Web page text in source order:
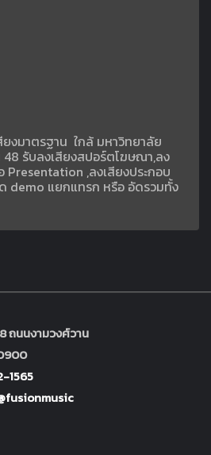
งมาตรฐาน ใกล้ มหาวิทยาลัย
48 รับลงเสียงสปอร์ตโฆษณา,ลง
Presentation ,ลงเสียงประกอบ
demo แยกแทรก หรือ อัดรวมทั้ง
SOUND
EVENT บริการทำเพลงประกอบงาน
ถนนงามวงศ์วาน
1565